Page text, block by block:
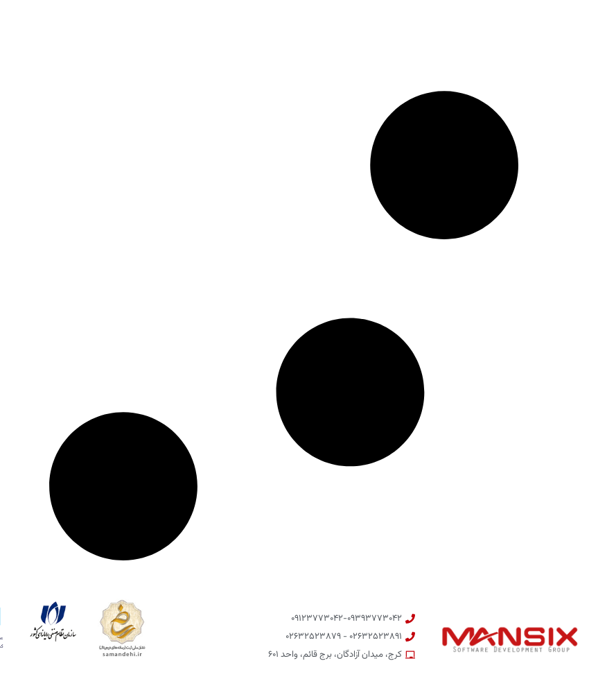
۰۹۱۲۳۷۷۳۰۴۲-۰۹۳۹۳۷۷۳۰۴۲
۰۲۶۳۲۵۲۳۸۹۱ - ۰۲۶۳۲۵۲۳۸۷۹
کرج، میدان آزادگان، برج قائم، واحد ۶۰۱